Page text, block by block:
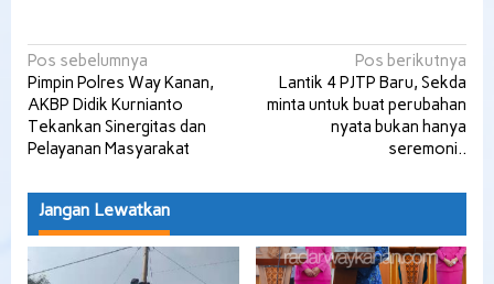
Navigasi
pos
Pos sebelumnya
Pimpin Polres Way Kanan,
AKBP Didik Kurnianto
Tekankan Sinergitas dan
Pelayanan Masyarakat
Pos berikutnya
Lantik 4 PJTP Baru, Sekda
minta untuk buat perubahan
nyata bukan hanya
seremoni..
Jangan Lewatkan